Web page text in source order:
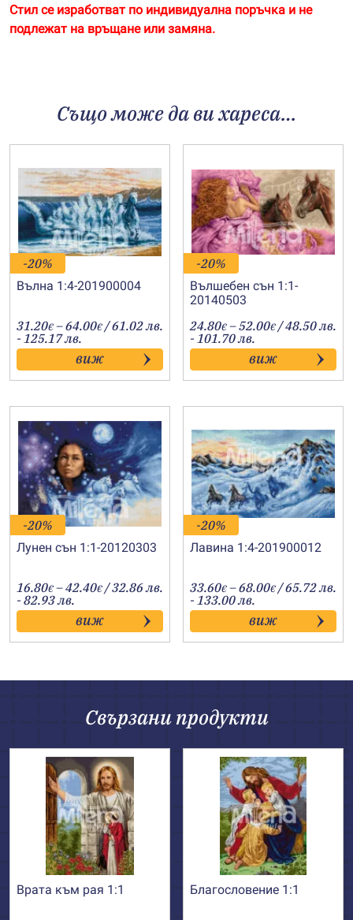
Стил се изработват по индивидуална поръчка и не
подлежат на връщане или замяна.
Също може да ви хареса…
-20%
Вълна 1:4-201900004
31.20€ –64.00€Price
range:
31.20€
through
64.00€
/ 61.02 лв.
- 125.17 лв.
виж
-20%
Вълшебен сън 1:1-
20140503
24.80€ –52.00€Price
range:
24.80€
through
52.00€
/ 48.50 лв.
- 101.70 лв.
виж
-20%
Лунен сън 1:1-20120303
16.80€ –42.40€Price
range:
16.80€
through
42.40€
/ 32.86 лв.
- 82.93 лв.
виж
-20%
Лавина 1:4-201900012
33.60€ –68.00€Price
range:
33.60€
through
68.00€
/ 65.72 лв.
- 133.00 лв.
виж
Свързани продукти
Врата към рая 1:1 Благословение 1:1